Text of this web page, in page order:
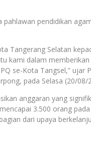
pendidikan
Tangerang Selatan
kami dalam
se-Kota Tangsel,” ujar
pada Selasa (20/08/
anggaran yang
3.500 orang
dari upaya